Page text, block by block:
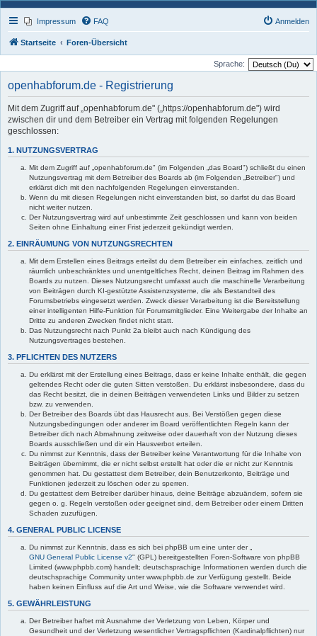
Impressum FAQ Anmelden
Startseite Foren-Übersicht
Sprache:
openhabforum.de - Registrierung
Mit dem Zugriff auf „openhabforum.de" („https://openhabforum.de") wird
zwischen dir und dem Betreiber ein Vertrag mit folgenden Regelungen
geschlossen:
1. NUTZUNGSVERTRAG
Mit dem Zugriff auf „openhabforum.de" (im Folgenden „das Board") schließt du einen
Nutzungsvertrag mit dem Betreiber des Boards ab (im Folgenden „Betreiber") und
erklärst dich mit den nachfolgenden Regelungen einverstanden.
Wenn du mit diesen Regelungen nicht einverstanden bist, so darfst du das Board
nicht weiter nutzen.
Der Nutzungsvertrag wird auf unbestimmte Zeit geschlossen und kann von beiden
Seiten ohne Einhaltung einer Frist jederzeit gekündigt werden.
2. EINRÄUMUNG VON NUTZUNGSRECHTEN
Mit dem Erstellen eines Beitrags erteilst du dem Betreiber ein einfaches, zeitlich und
räumlich unbeschränktes und unentgeltliches Recht, deinen Beitrag im Rahmen des
Boards zu nutzen. Dieses Nutzungsrecht umfasst auch die maschinelle Verarbeitung
von Beiträgen durch KI-gestützte Assistenzsysteme, die als Bestandteil des
Forumsbetriebs eingesetzt werden. Zweck dieser Verarbeitung ist die Bereitstellung
einer intelligenten Hilfe-Funktion für Forumsmitglieder. Eine Weitergabe der Inhalte an
Dritte zu anderen Zwecken findet nicht statt.
Das Nutzungsrecht nach Punkt 2a bleibt auch nach Kündigung des
Nutzungsvertrages bestehen.
3. PFLICHTEN DES NUTZERS
Du erklärst mit der Erstellung eines Beitrags, dass er keine Inhalte enthält, die gegen
geltendes Recht oder die guten Sitten verstoßen. Du erklärst insbesondere, dass du
das Recht besitzt, die in deinen Beiträgen verwendeten Links und Bilder zu setzen
bzw. zu verwenden.
Der Betreiber des Boards übt das Hausrecht aus. Bei Verstößen gegen diese
Nutzungsbedingungen oder anderer im Board veröffentlichten Regeln kann der
Betreiber dich nach Abmahnung zeitweise oder dauerhaft von der Nutzung dieses
Boards ausschließen und dir ein Hausverbot erteilen.
Du nimmst zur Kenntnis, dass der Betreiber keine Verantwortung für die Inhalte von
Beiträgen übernimmt, die er nicht selbst erstellt hat oder die er nicht zur Kenntnis
genommen hat. Du gestattest dem Betreiber, dein Benutzerkonto, Beiträge und
Funktionen jederzeit zu löschen oder zu sperren.
Du gestattest dem Betreiber darüber hinaus, deine Beiträge abzuändern, sofern sie
gegen o. g. Regeln verstoßen oder geeignet sind, dem Betreiber oder einem Dritten
Schaden zuzufügen.
4. GENERAL PUBLIC LICENSE
Du nimmst zur Kenntnis, dass es sich bei phpBB um eine unter der „
GNU General Public License v2" (GPL) bereitgestellten Foren-Software von phpBB
Limited (www.phpbb.com) handelt; deutschsprachige Informationen werden durch die
deutschsprachige Community unter www.phpbb.de zur Verfügung gestellt. Beide
haben keinen Einfluss auf die Art und Weise, wie die Software verwendet wird.
5. GEWÄHRLEISTUNG
Der Betreiber haftet mit Ausnahme der Verletzung von Leben, Körper und
Gesundheit und der Verletzung wesentlicher Vertragspflichten (Kardinalpflichten) nur